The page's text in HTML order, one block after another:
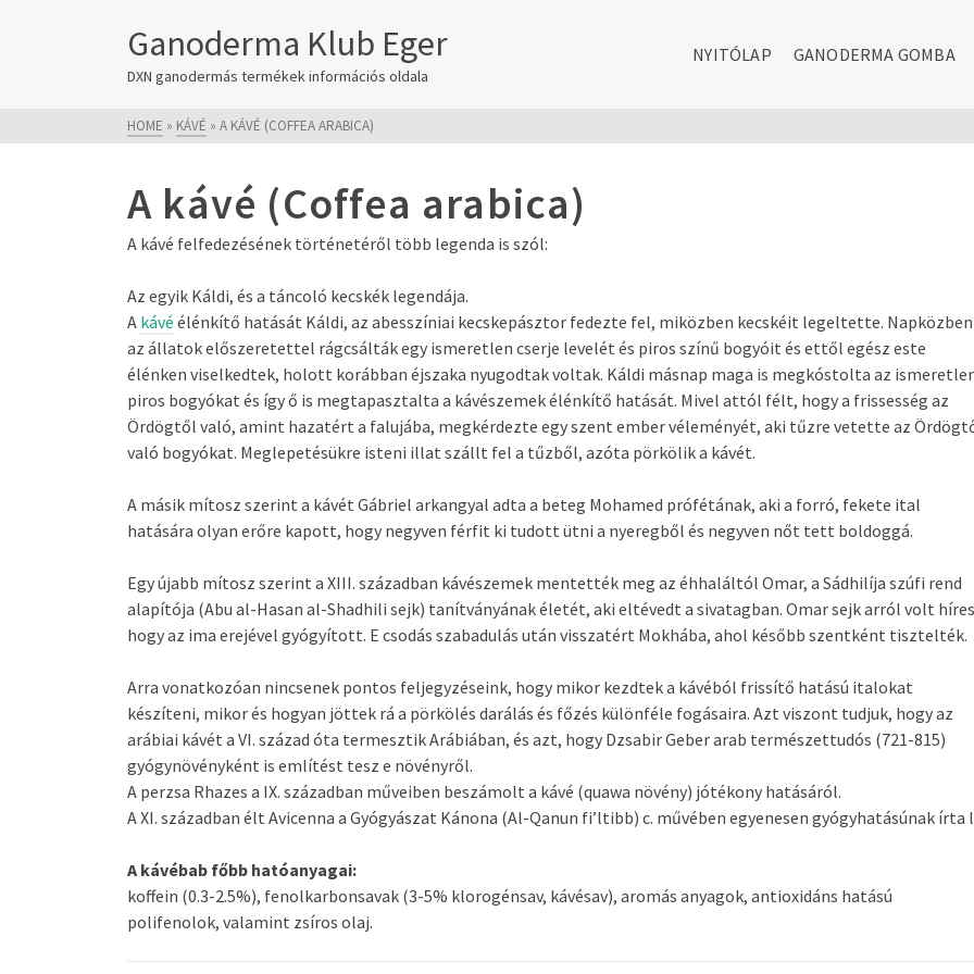
Ganoderma Klub Eger
DXN ganodermás termékek információs oldala
NYITÓLAP GANODERMA GOMBA
HOME » KÁVÉ » A KÁVÉ (COFFEA ARABICA)
A kávé (Coffea arabica)
A kávé felfedezésének történetéről több legenda is szól:
Az egyik Káldi, és a táncoló kecskék legendája.
A kávé élénkítő hatását Káldi, az abesszíniai kecskepásztor fedezte fel, miközben kecskéit legeltette. Napközben
az állatok előszeretettel rágcsálták egy ismeretlen cserje levelét és piros színű bogyóit és ettől egész este
élénken viselkedtek, holott korábban éjszaka nyugodtak voltak. Káldi másnap maga is megkóstolta az
piros bogyókat és így ő is megtapasztalta a kávészemek élénkítő hatását. Mivel attól félt, hogy a frissesség az
Ördögtől való, amint hazatért a falujába, megkérdezte egy szent ember véleményét, aki tűzre vetette az
való bogyókat. Meglepetésükre isteni illat szállt fel a tűzből, azóta pörkölik a kávét.
A másik mítosz szerint a kávét Gábriel arkangyal adta a beteg Mohamed prófétának, aki a forró, fekete ital
hatására olyan erőre kapott, hogy negyven férfit ki tudott ütni a nyeregből és negyven nőt tett boldoggá.
Egy újabb mítosz szerint a XIII. században kávészemek mentették meg az éhhaláltól Omar, a Sádhilíja szúfi rend
alapítója (Abu al-Hasan al-Shadhili sejk) tanítványának életét, aki eltévedt a sivatagban. Omar sejk arról volt
hogy az ima erejével gyógyított. E csodás szabadulás után visszatért Mokhába, ahol később szentként tisztelték.
Arra vonatkozóan nincsenek pontos feljegyzéseink, hogy mikor kezdtek a kávéból frissítő hatású italokat
készíteni, mikor és hogyan jöttek rá a pörkölés darálás és főzés különféle fogásaira. Azt viszont tudjuk, hogy az
arábiai kávét a VI. század óta termesztik Arábiában, és azt, hogy Dzsabir Geber arab természettudós (721-815)
gyógynövényként is említést tesz e növényről.
A perzsa Rhazes a IX. században műveiben beszámolt a kávé (quawa növény) jótékony hatásáról.
A XI. században élt Avicenna a Gyógyászat Kánona (Al-Qanun fi’ltibb) c. művében egyenesen gyógyhatásúnak írta
A kávébab főbb hatóanyagai:
koffein (0.3-2.5%), fenolkarbonsavak (3-5% klorogénsav, kávésav), aromás anyagok, antioxidáns hatású
polifenolok, valamint zsíros olaj.